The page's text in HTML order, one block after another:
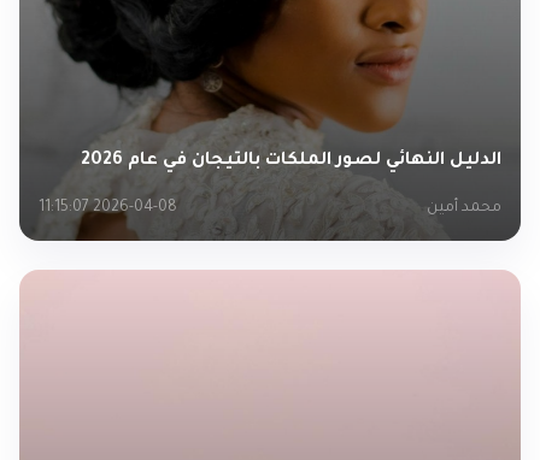
الدليل النهائي لصور الملكات بالتيجان في عام 2026
محمد أمين 2026-04-08 11:15:07